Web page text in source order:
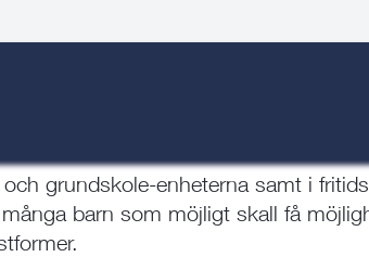
grundskole-enheterna samt i
barn som möjligt skall få